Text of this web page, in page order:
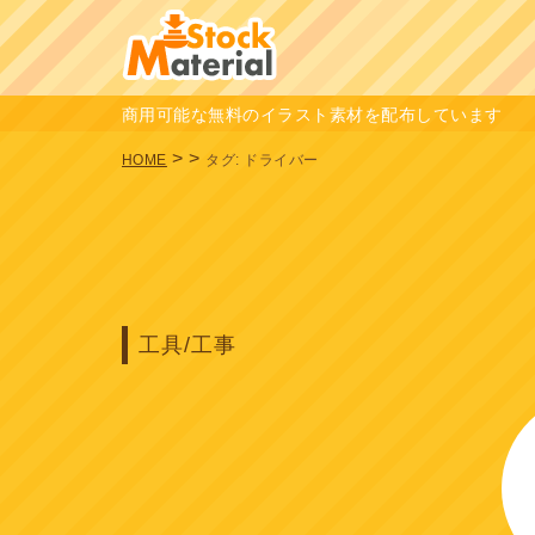
商用可能な無料のイラスト素材を配布しています
HOME >> タグ: ドライバー
工具/工事